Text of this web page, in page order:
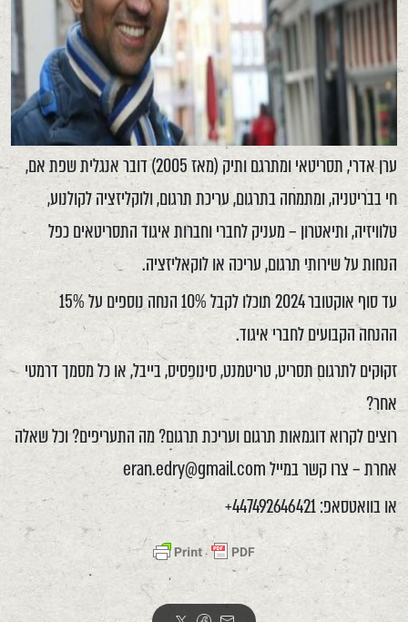
ערן אדרי, תסריטאי ומתרגם ותיק (מאז 2005) דובר אנגלית שפת אם,
חי בבריטניה, ומתמחה בתרגום, עריכת תרגום, ולוקליזציה לקולנוע,
טלוויזיה, ותיאטרון – מעניק לחברי וחברות איגוד התסריטאים כפל
הנחות על שירותי תרגום, עריכה או לוקאליזציה.
עד סוף אוקטובר 2024 תוכלו לקבל 10% הנחה נוספים על 15%
ההנחה הקבועים לחברי איגוד.
זקוקים לתרגום תסריט, טריטמנט, סינופסיס, בייבל, או כל מסמך דרמטי
אחר?
רוצים לקרוא דוגמאות תרגום ועריכת תרגום? מה התעריפים? וכל שאלה
אחרת – צרו קשר במיילeran.edry@gmail.com
או בוואטסאפ: 447492646421+